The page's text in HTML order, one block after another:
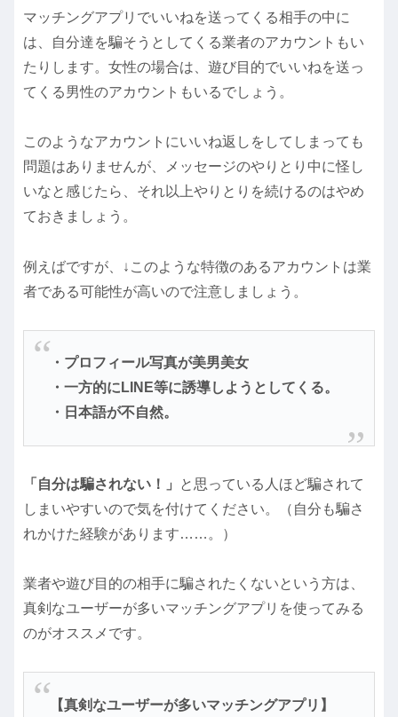
マッチングアプリでいいねを送ってくる相手の中に
は、自分達を騙そうとしてくる業者のアカウントもい
たりします。女性の場合は、遊び目的でいいねを送っ
てくる男性のアカウントもいるでしょう。
このようなアカウントにいいね返しをしてしまっても
問題はありませんが、メッセージのやりとり中に怪し
いなと感じたら、それ以上やりとりを続けるのはやめ
ておきましょう。
例えばですが、↓このような特徴のあるアカウントは業
者である可能性が高いので注意しましょう。
・プロフィール写真が美男美女
・一方的にLINE等に誘導しようとしてくる。
・日本語が不自然。
「自分は騙されない！」
と思っている人ほど騙されて
しまいやすいので気を付けてください。（自分も騙さ
れかけた経験があります……。）
業者や遊び目的の相手に騙されたくないという方は、
真剣なユーザーが多いマッチングアプリを使ってみる
のがオススメです。
【真剣なユーザーが多いマッチングアプリ】